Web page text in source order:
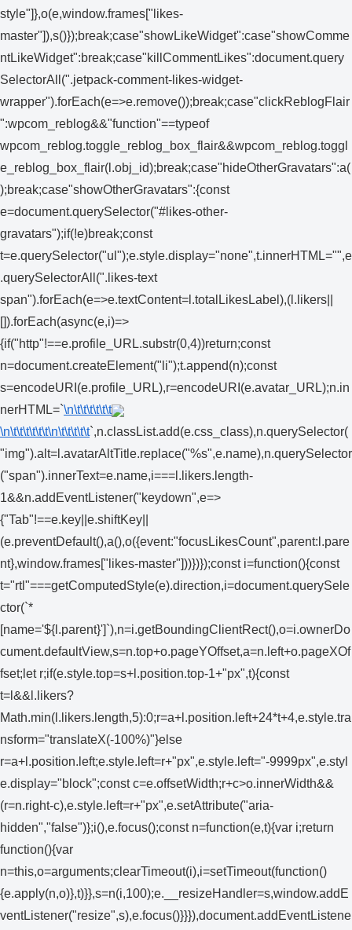
style"]},o(e,window.frames["likes-
master"]),s()});break;case"showLikeWidget":case"showComme
ntLikeWidget":break;case"killCommentLikes":document.query
SelectorAll(".jetpack-comment-likes-widget-
wrapper").forEach(e=>e.remove());break;case"clickReblogFlair
":wpcom_reblog&&"function"==typeof
wpcom_reblog.toggle_reblog_box_flair&&wpcom_reblog.toggl
e_reblog_box_flair(l.obj_id);break;case"hideOtherGravatars":a(
);break;case"showOtherGravatars":{const
e=document.querySelector("#likes-other-
gravatars");if(!e)break;const
t=e.querySelector("ul");e.style.display="none",t.innerHTML="",e
.querySelectorAll(".likes-text
span").forEach(e=>e.textContent=l.totalLikesLabel),(l.likers||
[]).forEach(async(e,i)=>
{if("http"!==e.profile_URL.substr(0,4))return;const
n=document.createElement("li");t.append(n);const
s=encodeURI(e.profile_URL),r=encodeURI(e.avatar_URL);n.in
nerHTML=`\n\t\t\t\t\t\t
\n\t\t\t\t\t\t\n\t\t\t\t\t`,n.classList.add(e.css_class),n.querySelector(
"img").alt=l.avatarAltTitle.replace("%s",e.name),n.querySelector
("span").innerText=e.name,i===l.likers.length-
1&&n.addEventListener("keydown",e=>
{"Tab"!==e.key||e.shiftKey||
(e.preventDefault(),a(),o({event:"focusLikesCount",parent:l.pare
nt},window.frames["likes-master"]))})});const i=function(){const
t="rtl"===getComputedStyle(e).direction,i=document.querySele
ctor(`*
[name='${l.parent}']`),n=i.getBoundingClientRect(),o=i.ownerDo
cument.defaultView,s=n.top+o.pageYOffset,a=n.left+o.pageXOf
fset;let r;if(e.style.top=s+l.position.top-1+"px",t){const
t=l&&l.likers?
Math.min(l.likers.length,5):0;r=a+l.position.left+24*t+4,e.style.tra
nsform="translateX(-100%)"}else
r=a+l.position.left;e.style.left=r+"px",e.style.left="-9999px",e.styl
e.display="block";const c=e.offsetWidth;r+c>o.innerWidth&&
(r=n.right-c),e.style.left=r+"px",e.setAttribute("aria-
hidden","false")};i(),e.focus();const n=function(e,t){var i;return
function(){var
n=this,o=arguments;clearTimeout(i),i=setTimeout(function()
{e.apply(n,o)},t)}},s=n(i,100);e.__resizeHandler=s,window.addE
ventListener("resize",s),e.focus()}}}),document.addEventListene